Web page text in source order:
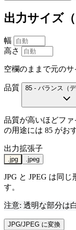
出力サイズ
幅
高さ
空欄のままで元のサ
品質 85 - バランス（デ
品質が高いほどフ
の用途には 85 がお
出力拡張子
.jpg .jpeg
JPG と JPEG は同
す。
注意: 透明な部分は
JPG/JPEG に変換